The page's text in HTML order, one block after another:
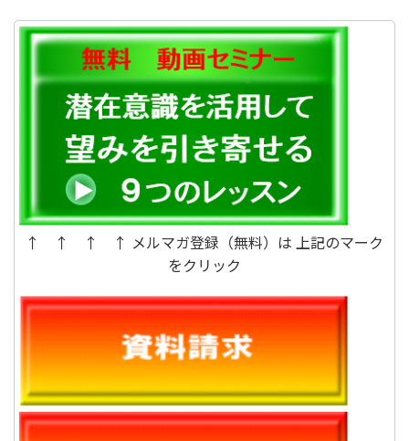
↑ ↑ ↑ ↑ メルマガ登録（無料）は 上記のマーク
をクリック